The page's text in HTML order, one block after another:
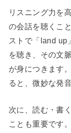
リスニング力を
の会話を聴くこ
ストで「land up
を聴き、その文
が身につきます
ると、微妙な発
次に、読む・書
ことも重要です